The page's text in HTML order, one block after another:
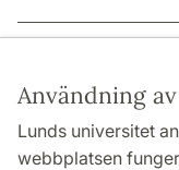
Användning
Lunds universitet
webbplatsen